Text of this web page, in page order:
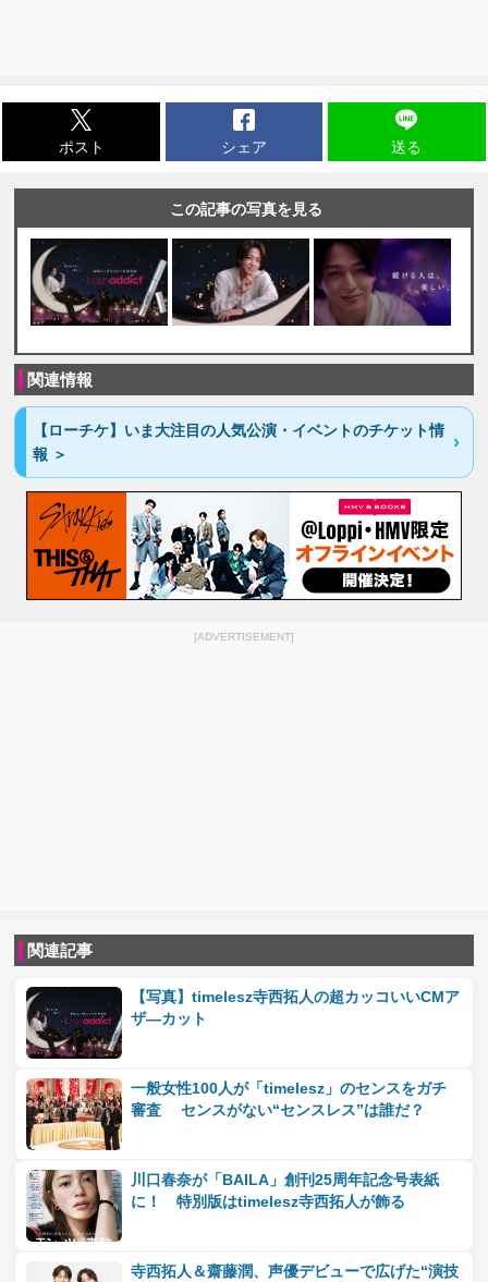
ポスト シェア 送る
この記事の写真を見る
関連情報
【ローチケ】いま大注目の人気公演・イベントのチケット情
報 ＞
[ADVERTISEMENT]
関連記事
【写真】timelesz寺西拓人の超カッコいいCMア
ザ―カット
一般女性100人が「timelesz」のセンスをガチ
審査 センスがない“センスレス”は誰だ？
川口春奈が「BAILA」創刊25周年記念号表紙
に！ 特別版はtimelesz寺西拓人が飾る
寺西拓人＆齋藤潤、声優デビューで広げた“演技